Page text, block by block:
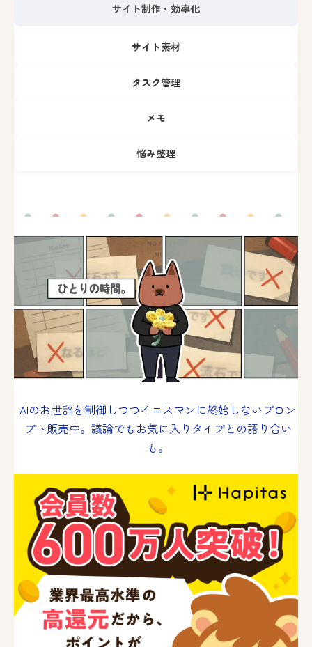
サイト制作・効率化
サイト素材
タスク管理
メモ
悩み整理
AIのお世辞を制御しつつイエスマンに終始しないプロン
プト販売中。議論でもお気に入りタイプとの語り合い
も。